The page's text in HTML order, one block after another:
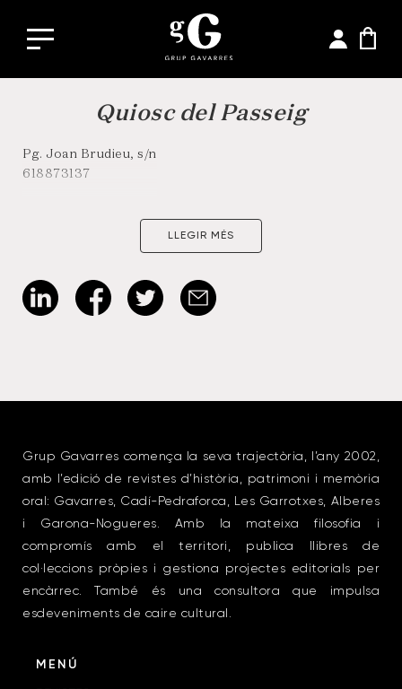
Quiosc del Passeig
Pg. Joan Brudieu, s/n
618873137
LLEGIR MÉS
Grup Gavarres comença la seva trajectòria, l’any 2002,
amb l’edició de revistes d’història, patrimoni i memòria
oral: Gavarres, Cadí-Pedraforca, Les Garrotxes, Alberes
i Garona-Nogueres. Amb la mateixa filosofia i
compromís amb el territori, publica llibres de
col·leccions pròpies i gestiona projectes editorials per
encàrrec. També és una consultora que impulsa
esdeveniments de caire cultural.
MENÚ